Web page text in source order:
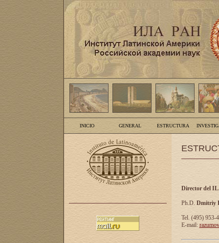
INICIO GENERAL ESTRUCTURA
Director del
Ph.D. Dmitriy
Tel. (495) 953-
E-mail: